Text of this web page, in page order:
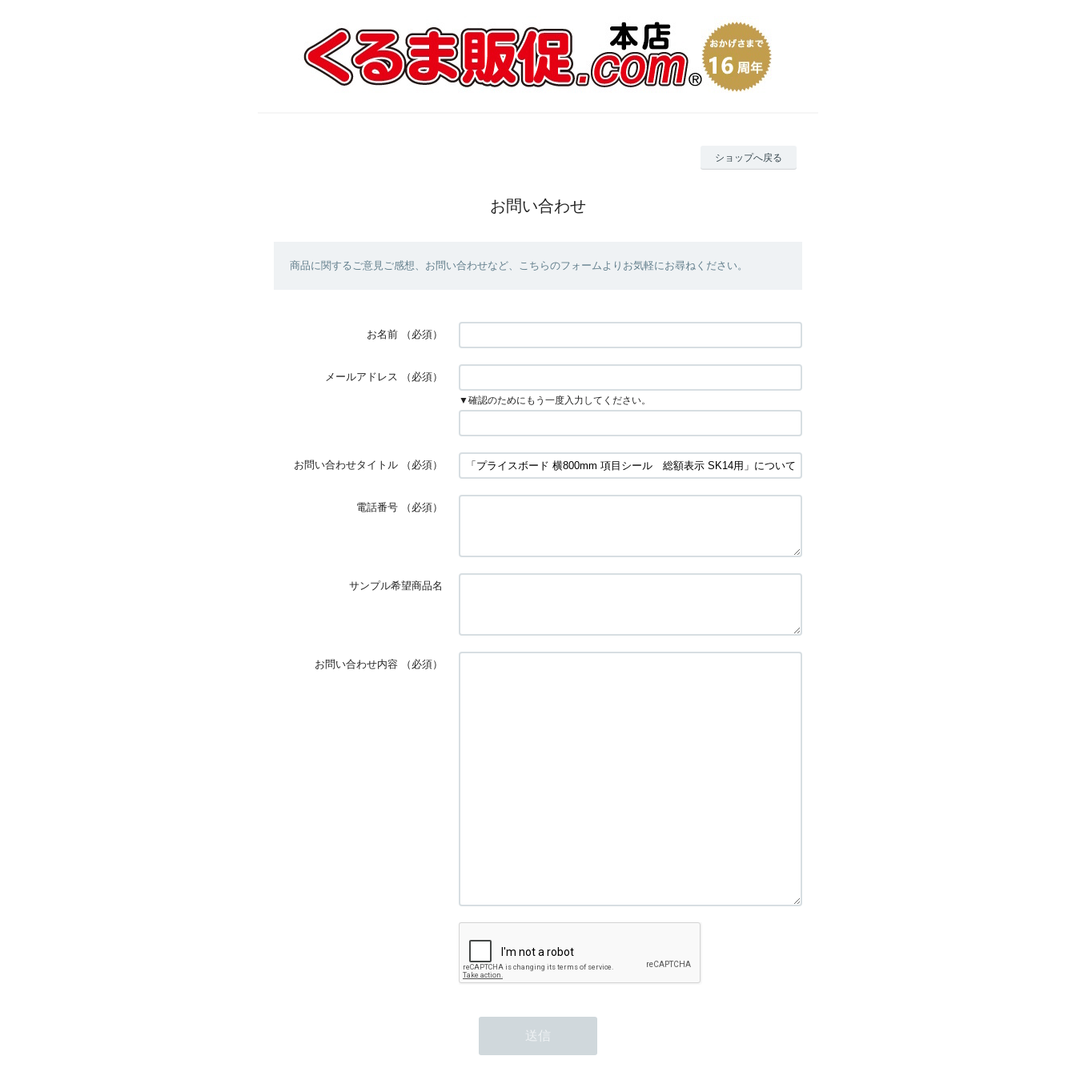
ショップへ戻る
お問い合わせ
商品に関するご意見ご感想、お問い合わせなど、こちらのフォームよりお気軽にお尋ねください。
お名前 （必須）
メールアドレス （必須）
▼確認のためにもう一度入力してください。
お問い合わせタイトル （必須）
電話番号 （必須）
サンプル希望商品名
お問い合わせ内容 （必須）